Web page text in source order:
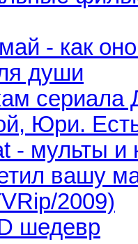
- как
души
Юри.
- мульты и
вашу
2009)
шедевр